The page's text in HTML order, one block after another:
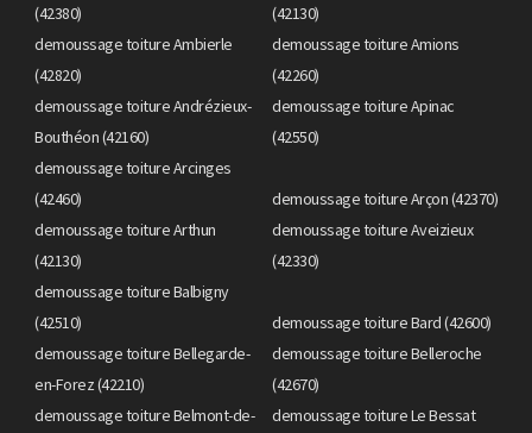
(42380)
(42130)
demoussage toiture Ambierle
(42820)
demoussage toiture Amions
(42260)
demoussage toiture Andrézieux-
Bouthéon (42160)
demoussage toiture Apinac
(42550)
demoussage toiture Arcinges
(42460)
demoussage toiture Arçon (42370)
demoussage toiture Arthun
(42130)
demoussage toiture Aveizieux
(42330)
demoussage toiture Balbigny
(42510)
demoussage toiture Bard (42600)
demoussage toiture Bellegarde-
en-Forez (42210)
demoussage toiture Belleroche
(42670)
demoussage toiture Belmont-de-
demoussage toiture Le Bessat